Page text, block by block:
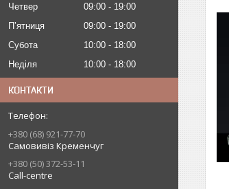
Четвер
09:00
19:00
Пʼятниця
09:00
19:00
Субота
10:00
18:00
Неділя
10:00 18:00
КОНТАКТИ
+380 (68) 921-77-70
Самовивіз Кременчуг
+380 (50) 372-53-11
Call-centre